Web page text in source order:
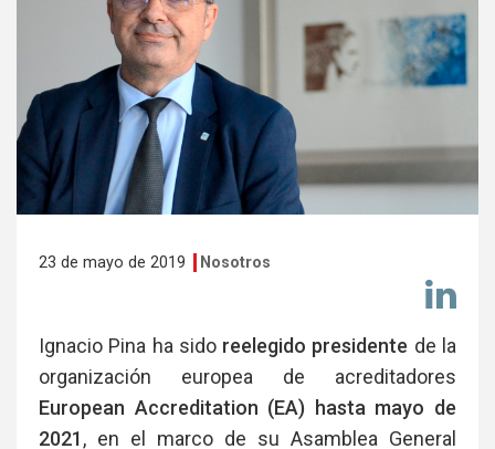
23 de mayo de 2019 Nosotros
Ignacio Pina ha sido reelegido presidente de la
organización europea de acreditadores
European Accreditation (EA) hasta mayo de
2021, en el marco de su Asamblea General